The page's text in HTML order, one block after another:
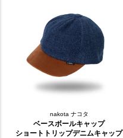
nakota ナコタ
ベースボールキャップ
ショートトリップデニムキャップ